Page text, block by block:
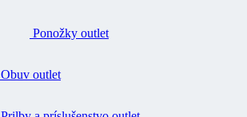
Ponožky outlet
Obuv outlet